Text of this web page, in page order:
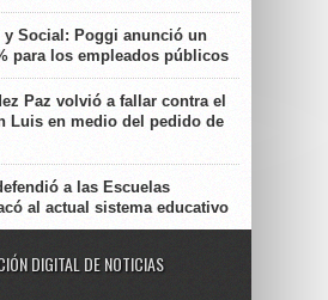
y Social: Poggi anunció un
para los empleados públicos
Paz volvió a fallar contra el
Luis en medio del pedido de
a las Escuelas
al actual sistema educativo
DIGITAL DE NOTICIAS